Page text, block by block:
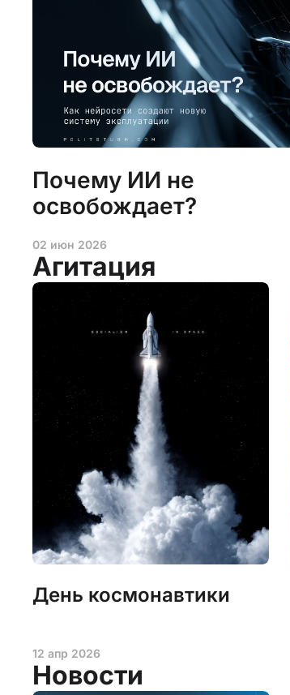
Почему ИИ не
освобождает?
02 июн 2026
Агитация
День космонавтики
12 апр 2026
Новости